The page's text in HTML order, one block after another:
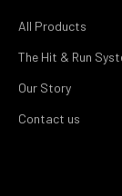
All Products
The Hit & Run
Our Story
Contact us